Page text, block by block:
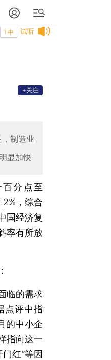
试听
T中
+关注
制造业
显加快
分点至
，综合
国经济复
率有所放
临的需求
点评中指
的中小企
指向这一
红”等因